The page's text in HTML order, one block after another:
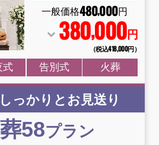
一般価格480,000円
380,000円
（税込418,000円）
式 告別式 火葬
っかりとお見送り
58プラン